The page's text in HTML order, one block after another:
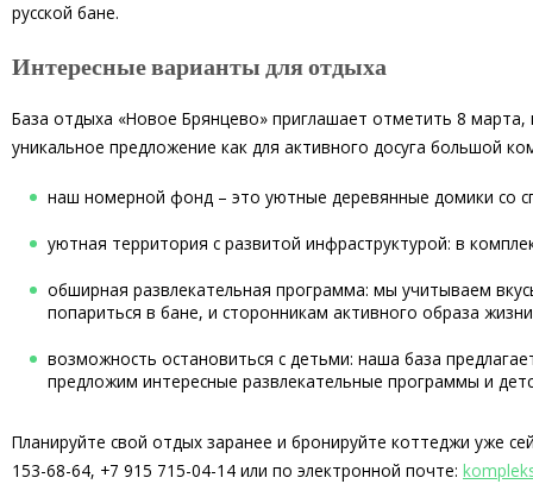
русской бане.
Интересные варианты для отдыха
База отдыха «Новое Брянцево» приглашает отметить 8 марта,
уникальное предложение как для активного досуга большой
наш номерной фонд – это уютные деревянные домики со
уютная территория с развитой инфраструктурой: в
обширная развлекательная программа: мы учитываем
попариться в бане, и сторонникам активного образа
возможность остановиться с детьми: наша база
предложим интересные развлекательные программы и
Планируйте свой отдых заранее и бронируйте коттеджи уже
153-68-64, +7 915 715-04-14 или по электронной почте: